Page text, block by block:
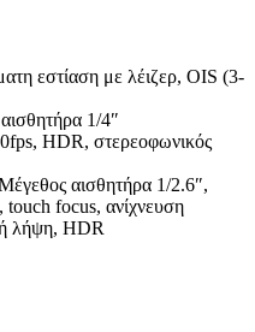
εστίαση με λέιζερ, OIS (3-
1/4″
HDR, στερεοφωνικός
αισθητήρα 1/2.6″,
focus, ανίχνευση
λήψη, HDR